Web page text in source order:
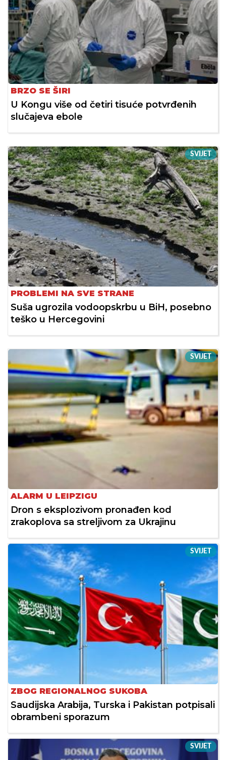
BRZO SE ŠIRI
U Kongu više od četiri tisuće potvrđenih
slučajeva ebole
SVIJET
PROBLEMI NA SVE STRANE
Suša ugrozila vodoopskrbu u BiH, posebno
teško u Hercegovini
SVIJET
ALARM U LEIPZIGU
Dron s eksplozivom pronađen kod
zrakoplova sa streljivom za Ukrajinu
SVIJET
ZBOG REGIONALNOG SUKOBA
Saudijska Arabija, Turska i Pakistan potpisali
obrambeni sporazum
SVIJET